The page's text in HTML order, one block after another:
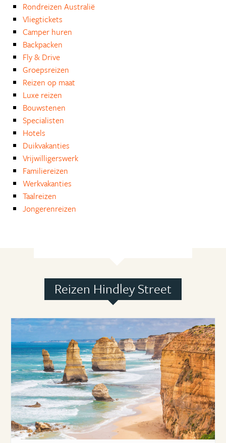
Rondreizen Australië
Vliegtickets
Camper huren
Backpacken
Fly & Drive
Groepsreizen
Reizen op maat
Luxe reizen
Bouwstenen
Specialisten
Hotels
Duikvakanties
Vrijwilligerswerk
Familiereizen
Werkvakanties
Taalreizen
Jongerenreizen
Reizen Hindley Street